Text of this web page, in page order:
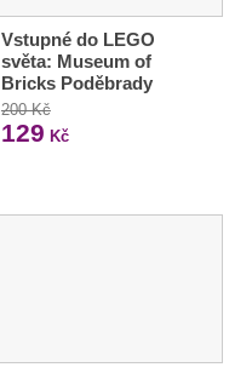
Vstupné do LEGO
světa: Museum of
Bricks Poděbrady
200 Kč
129 Kč